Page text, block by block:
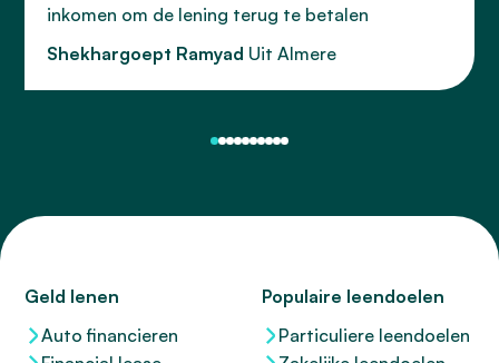
inkomen om de lening terug te betalen
Shekhargoept Ramyad Uit Almere
Geld lenen
Auto financieren
Populaire leendoelen
Particuliere leendoelen